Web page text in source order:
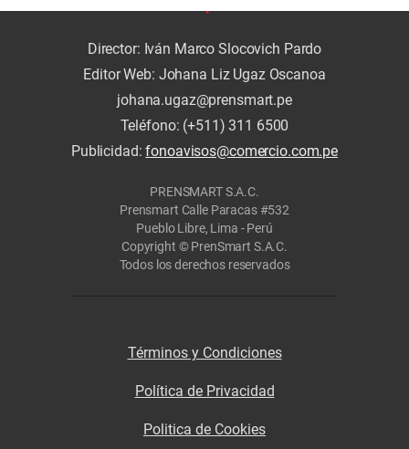
Director: Iván Marco Slocovich Pardo
Editor Web: Johana Liz Ugaz Oscanoa
johana.ugaz@prensmart.pe
Teléfono: (+511) 311 6500
Publicidad:fonoavisos@comercio.com.pe
PRENSMART S.A.C.
Prensmart Calle Paracas #532
Pueblo Libre, Lima - Perú
Copyright © PrenSmart S.A.C.
Todos los derechos reservados
Términos y Condiciones
Política de Privacidad
Politica de Cookies